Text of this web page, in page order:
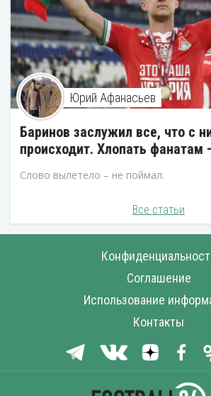
Юрий Афанасьев
Баринов заслужил все, что с
происходит. Хлопать фанатам
Слово вылетело – не поймал.
Все статьи
Соглашение
Использование
Контакты